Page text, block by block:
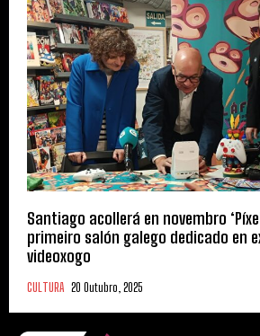
Santiago acollerá en novembro
primeiro salón galego dedicado en
videoxogo
CULTURA 20 Outubro, 2025